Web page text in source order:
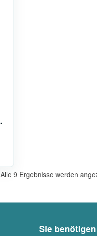
Alle 9 Ergebnisse werden
Sie